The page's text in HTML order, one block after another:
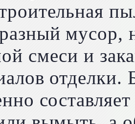
мусор,
смеси и